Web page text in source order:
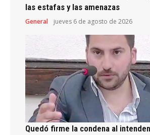
las estafas y las amenazas
General jueves 6 de agosto de 2026
Quedó firme la condena al